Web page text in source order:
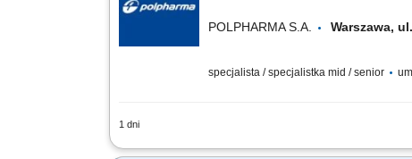
POLPHARMA S.A. Warszawa,
specjalista / specjalistka mid / senior
1 dni
Zakres obowiązków: Tworzenie i rozwój